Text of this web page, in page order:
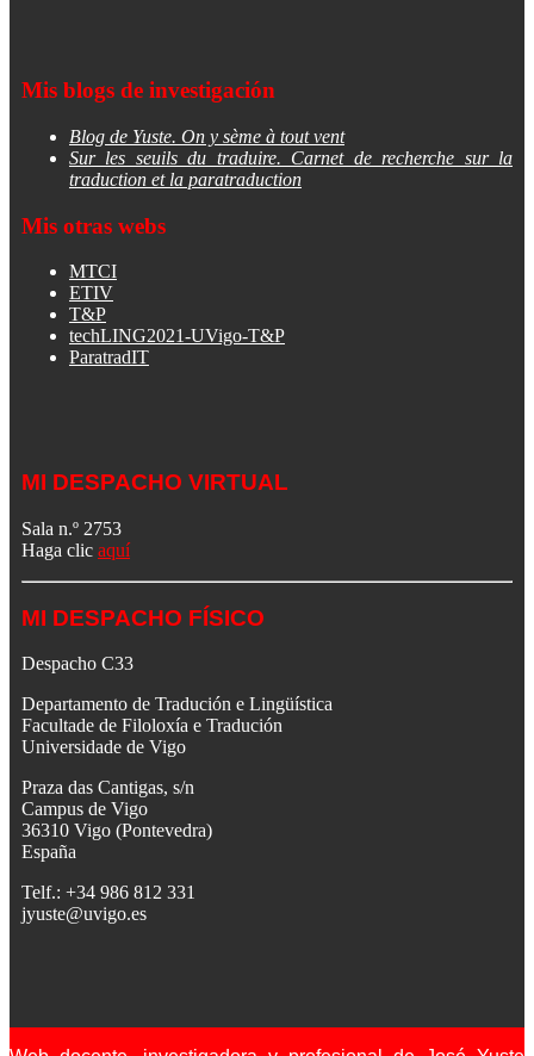
Mis blogs de investigación
Blog de Yuste. On y sème à tout vent
Sur les seuils du traduire. Carnet de recherche sur la
traduction et la paratraduction
Mis otras webs
MTCI
ETIV
T&P
techLING2021-UVigo-T&P
ParatradIT
MI DESPACHO VIRTUAL
Sala n.º 2753
Haga clic aquí
MI DESPACHO FÍSICO
Despacho C33
Departamento de Tradución e Lingüística
Facultade de Filoloxía e Tradución
Universidade de Vigo
Praza das Cantigas, s/n
Campus de Vigo
36310 Vigo (Pontevedra)
España
Telf.: +34 986 812 331
jyuste@uvigo.es